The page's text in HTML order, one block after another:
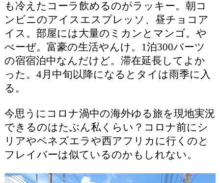
も冷えたコーラ飲めるのがラッキー。朝コ
ンビニのアイスエスプレッソ、昼チョコア
イス。部屋には大量のミカンとマンゴ。や
べーぜ。富豪の生活やんけ。1泊300バーツ
の宿宿泊中なんだけど。滞在延長してよか
った。4月中旬以降になるとタイは雨季に入
る。
今思うにコロナ渦中の海外ゆる旅を現地実況
できるのはたぶん私くらい？コロナ前にシ
リアやベネズエラや西アフリカに行くのと
フレイバーは似ているのかもしれない。